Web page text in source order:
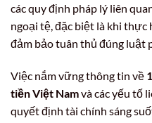
các quy định pháp lý liên
ngoại tệ, đặc biệt là khi thực
đảm bảo tuân thủ đúng luật
Việc nắm vững thông tin về
tiền Việt Namvà các yếu tố
quyết định tài chính sáng